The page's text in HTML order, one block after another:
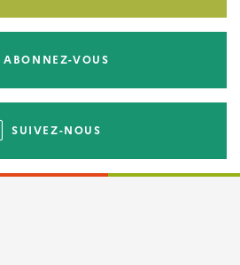
ABONNEZ-VOUS
SUIVEZ-NOUS